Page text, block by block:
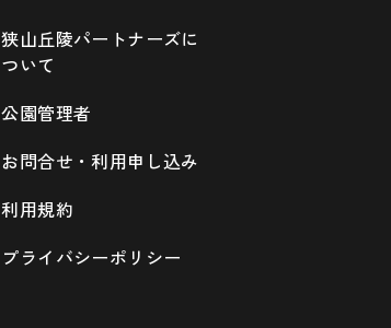
狭山丘陵パートナーズに
ついて
公園管理者
お問合せ・利用申し込み
利用規約
プライバシーポリシー